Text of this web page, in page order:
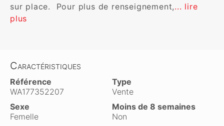
sur place.  Pour plus de renseignement,... lire
plus
Caractéristiques
Référence
WA177352207
Type
Vente
Sexe
Femelle
Moins de 8 semaines
Non